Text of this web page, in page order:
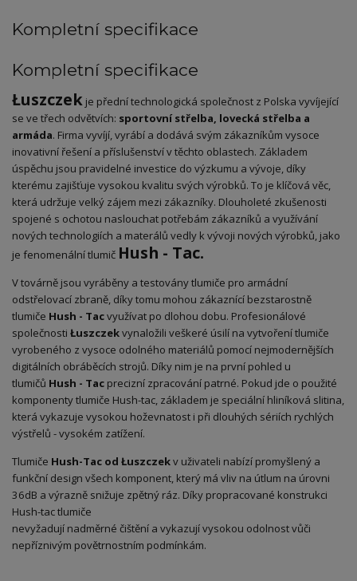
Kompletní specifikace
Kompletní specifikace
Łuszczek je přední technologická společnost z Polska vyvíjející
se ve třech odvětvích: sportovní střelba, lovecká střelba a
armáda. Firma vyvíjí, vyrábí a dodává svým zákazníkům vysoce
inovativní řešení a příslušenství v těchto oblastech. Základem
úspěchu jsou pravidelné investice do výzkumu a vývoje, díky
kterému zajišťuje vysokou kvalitu svých výrobků. To je klíčová věc,
která udržuje velký zájem mezi zákazníky. Dlouholeté zkušenosti
spojené s ochotou naslouchat potřebám zákazníků a využívání
nových technologiích a materálů vedly k vývoji nových výrobků, jako
je fenomenální tlumič Hush - Tac.
V továrně jsou vyráběny a testovány tlumiče pro armádní
odstřelovací zbraně, díky tomu mohou zákaznící bezstarostně
tlumiče Hush - Tacvyužívat po dlohou dobu. Profesionálové
společnosti Łuszczekvynaložili veškeré úsilí na vytvoření tlumiče
vyrobeného z vysoce odolného materiálů pomocí nejmodernějších
digitálních obráběcích strojů. Díky nim je na první pohled u
tlumičů Hush - Tac precizní zpracování patrné. Pokud jde o použité
komponenty tlumiče Hush-tac, základem je speciální hliníková slitina,
která vykazuje vysokou hoževnatost i při dlouhých sériích rychlých
výstřelů - vysokém zatížení.
Tlumiče Hush-Tac od Łuszczekv uživateli nabízí promyšlený a
funkční design všech komponent, který má vliv na útlum na úrovni
36dB a výrazně snižuje zpětný ráz. Díky propracované konstrukci
Hush-tac tlumiče
nevyžadují nadměrné čištění a vykazují vysokou odolnost vůči
nepříznivým povětrnostním podmínkám.